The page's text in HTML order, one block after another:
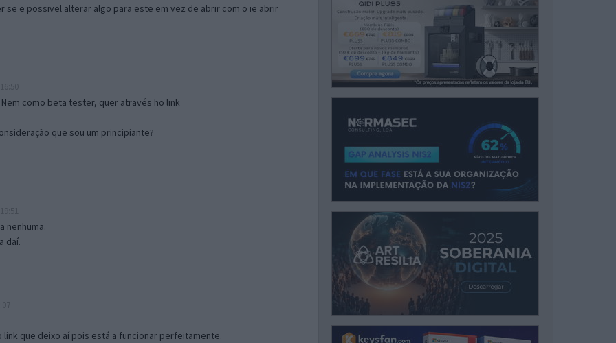
se e possivel alterar algo para este em vez de abrir com o ie abrir
como beta tester, quer através ho link
que sou um principiante?
nenhuma.
daí.
que deixo aí pois está a funcionar perfeitamente.